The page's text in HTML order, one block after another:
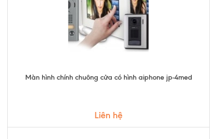
Màn hình chính chuông cửa có hình aiphone jp-4med
Liên hệ